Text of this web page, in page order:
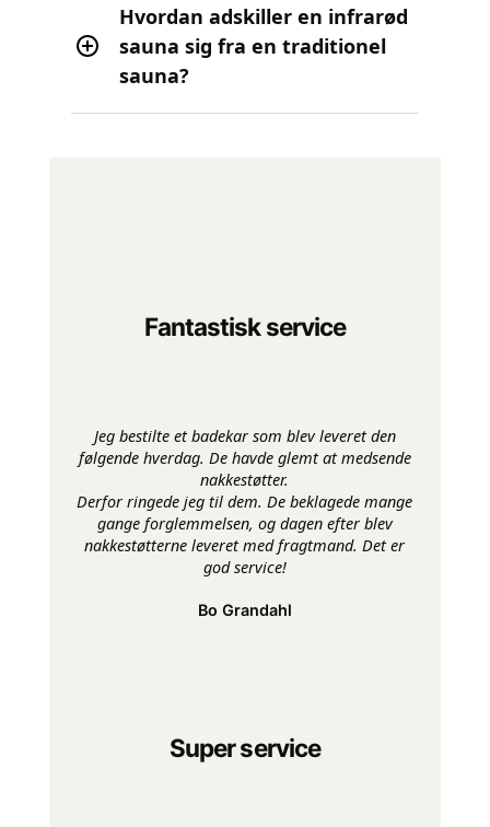
Hvordan adskiller en infrarød
sauna sig fra en traditionel
sauna?
Fantastisk service
Jeg bestilte et badekar som blev leveret den
følgende hverdag. De havde glemt at medsende
nakkestøtter.
Derfor ringede jeg til dem. De beklagede mange
gange forglemmelsen, og dagen efter blev
nakkestøtterne leveret med fragtmand. Det er
god service!
Bo Grandahl
Super service